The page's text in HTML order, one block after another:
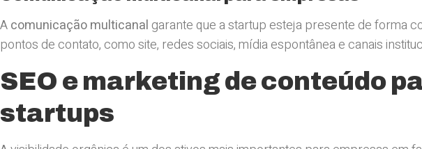
Acomunicação multicanal garante que a startup esteja presente de forma
pontos de contato, como site, redes sociais, mídia espontânea e canais
SEO e marketing de conteúdo
startups